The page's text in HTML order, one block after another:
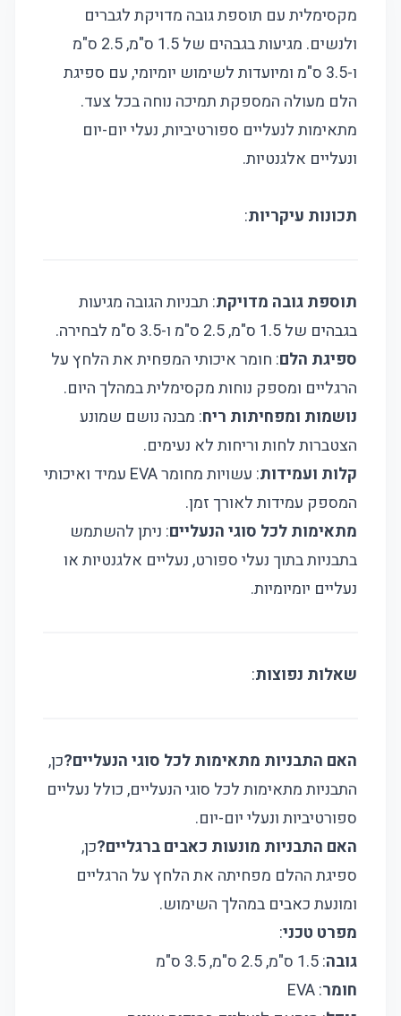
מקסימלית עם תוספת גובה מדויקת לגברים
ולנשים. מגיעות בגבהים של 1.5 ס"מ, 2.5 ס"מ
ו-3.5 ס"מ ומיועדות לשימוש יומיומי, עם ספיגת
הלם מעולה המספקת תמיכה נוחה בכל צעד.
מתאימות לנעליים ספורטיביות, נעלי יום-יום
ונעליים אלגנטיות.
תכונות עיקריות:
תוספת גובה מדויקת: תבניות הגובה מגיעות
בגבהים של 1.5 ס"מ, 2.5 ס"מ ו-3.5 ס"מ לבחירה.
ספיגת הלם: חומר איכותי המפחית את הלחץ על
הרגליים ומספק נוחות מקסימלית במהלך היום.
נושמות ומפחיתות ריח: מבנה נושם שמונע
הצטברות לחות וריחות לא נעימים.
קלות ועמידות
: עשויות מחומר EVA עמיד ואיכותי
המספק עמידות לאורך זמן.
מתאימות לכל סוגי הנעליים: ניתן להשתמש
בתבניות בתוך נעלי ספורט, נעליים אלגנטיות או
נעליים יומיומיות.
שאלות נפוצות:
האם התבניות מתאימות לכל סוגי הנעליים?כן,
התבניות מתאימות לכל סוגי הנעליים, כולל נעליים
ספורטיביות ונעלי יום-יום.
האם התבניות מונעות כאבים ברגליים?כן,
ספיגת ההלם מפחיתה את הלחץ על הרגליים
ומונעת כאבים במהלך השימוש.
מפרט טכני:
גובה: 1.5 ס"מ, 2.5 ס"מ, 3.5 ס"מ
חומר: EVA